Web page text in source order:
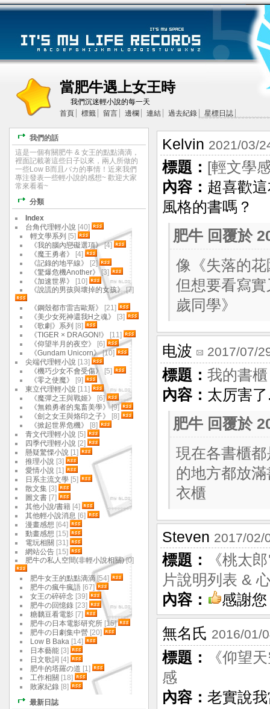
當肥牛遇上女王時
我們沉迷輕小說的每一天
首頁
標籤 留言 邊欄 連結 過去紀錄 星標日誌
Kelvin 2021/03/
標題： [輕文學
內容： 超喜歡
風格的書嗎？
肥牛 回覆於
像《失落的
但想要看寫
歲同學》
电波 2017/07/
標題： 我的書櫃
內容： 太厉害
肥牛 回覆於
現在各書櫃
的地方都放
衣櫃
Steven 2017/02/
標題：
《桃太
片說明列表 &
內容：
感謝您
無名氏 2016/01/
標題：
《仰望
感
內容： 老實說
我們的話
這是一個有關肥牛 & 女王的點點滴滴，
裡面記載著這些日子以來，兩人所做的
一些Low B而且バカ的事情！近來我們
專注發表一些輕小說的感想~ 歡迎大家
常來看看~
分類
Index
台角代理輕小說 [40]
輕文學系列 [5]
《我的腦內戀礙選項》[4]
《魔王勇者》
[4]
《記錄的地平線》
[2]
《驚爆危機Another》[3]
《加速世界》
[10]
《說謊的男孩與壞掉的女孩》[7]
《鋼殼都市雷吉歐斯》
[21]
《美少女死神還我H之魂》
[3]
《歌劇》系列 [8]
《TIGER × DRAGON!》
[11]
《仰望半月的夜空》
[6]
《Gundam Unicorn》[10]
尖端代理輕小說 [13]
《機巧少女不會受傷》
[5]
《零之使魔》
[9]
東立代理輕小說 [11]
《魔彈之王與戰姬》
[6]
《無賴勇者的鬼畜美學》[9]
《劍之女王與烙印之子》
[8]
《掀起世界危機》
[8]
青文代理輕小說 [5]
四季代理輕小說 [2]
懸疑驚慄小說 [1]
推理小說 [3]
愛情小說 [1]
日系主流文學 [5]
散文集 [3]
圖文書 [7]
其他小說/書籍 [4]
其他輕小說消息 [6]
漫畫感想 [64]
動畫感想 [15]
電玩相關 [31]
網站公告 [15]
肥牛の私人空間(非輕小說相關)[0]
肥牛女王的點點滴滴[54]
肥牛の瘋牛瘋語 [67]
女王の碎碎念 [39]
肥牛の回憶錄 [23]
糖黐豆看電影 [7]
肥牛の日本電影研究所 [15]
肥牛の日劇集中營 [20]
Low B Baka [14]
日本藝能 [3]
日文歌詞 [4]
肥牛的塔羅の道 [1]
工作相關 [18]
敗家紀錄 [8]
最新日誌